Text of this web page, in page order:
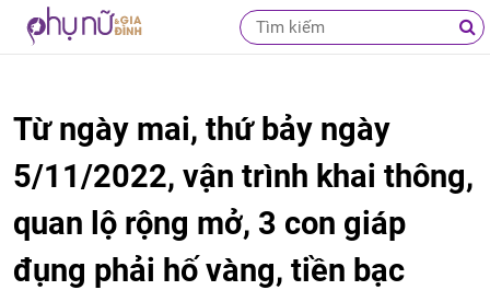
Từ ngày mai, thứ bảy ngày
5/11/2022, vận trình khai thông,
quan lộ rộng mở, 3 con giáp
đụng phải hố vàng, tiền bạc